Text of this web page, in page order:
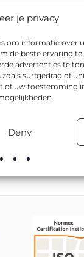
je privacy
om informatie over
de beste ervaring
advertenties te
surfgedrag of
of uw toestemming
Deny
in
in o.a.
in
over de